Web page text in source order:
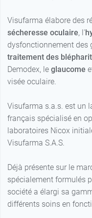
Visufarma élabore des
sécheresse oculaire, l'
dysfonctionnement des
traitement des
Demodex, le glaucome
visée oculaire.
Visufarma s.a.s. est un
français spécialisé en
laboratoires Nicox
Visufarma S.A.S.
Déjà présente sur le
spécialement formulés
société a élargi sa
différents soins en